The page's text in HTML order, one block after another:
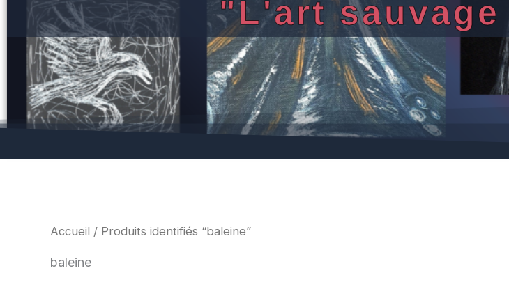
"L'art
Accueil / Produits identifiés “baleine”
baleine